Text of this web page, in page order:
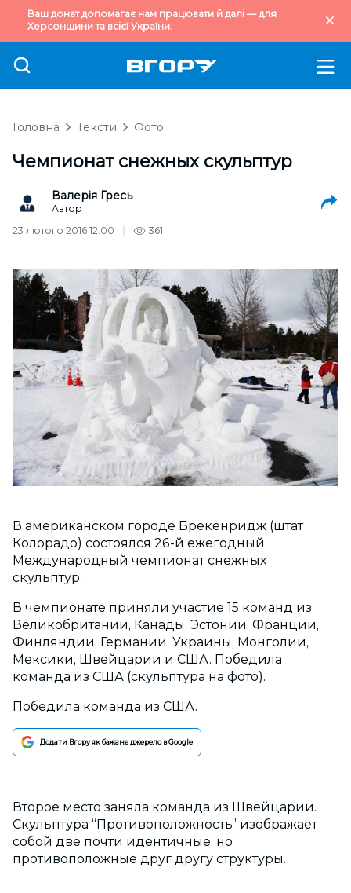
Ваш донат допомагає нам працювати й далі — для
Херсонщини та всієї України.
Головна Тексти Фото
Чемпионат снежных скульптур
Валерія Гресь
Автор
23 лютого 2016 12:00
361
В американском городе Брекенридж (штат
Колорадо) состоялся 26-й ежегодный
Международный чемпионат снежных
скульптур.
В чемпионате приняли участие 15 команд из
Великобритании, Канады, Эстонии, Франции,
Финляндии, Германии, Украины, Монголии,
Мексики, Швейцарии и США. Победила
команда из США (скульптура на фото).
Победила команда из США.
Додати Вгору як бажане джерело в Google
Второе место заняла команда из Швейцарии.
Скульптура “Противоположность” изображает
собой две почти идентичные, но
противоположные друг другу структуры.